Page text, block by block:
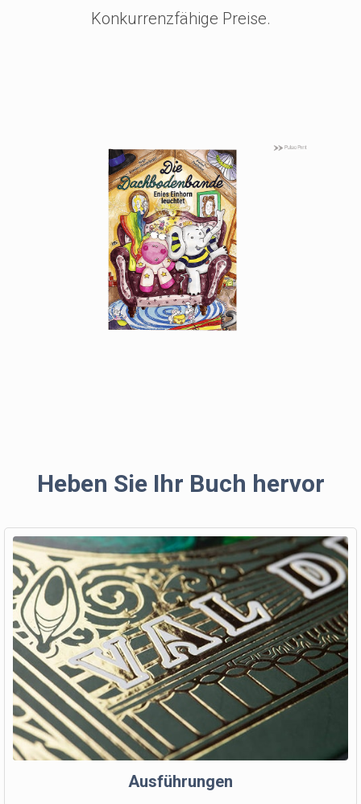
Konkurrenzfähige Preise.
Heben Sie Ihr Buch hervor
Ausführungen